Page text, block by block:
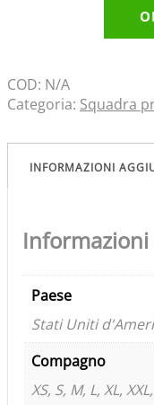
COD: N/A
Categoria: Squadra
INFORMAZIONI
Paese
Stati Uniti
Compagno
XS, S, M, L, XL,